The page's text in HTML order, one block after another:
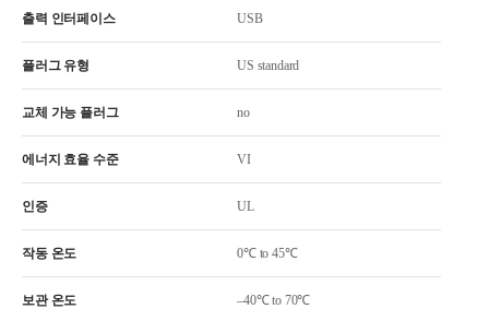
출력 인터페이스 USB
플러그 유형 US standard
교체 가능 플러그 no
에너지 효율 수준 VI
인증 UL
작동 온도 0℃ to 45℃
보관 온도 –40℃ to 70℃